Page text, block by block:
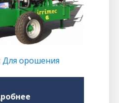
Для орошения